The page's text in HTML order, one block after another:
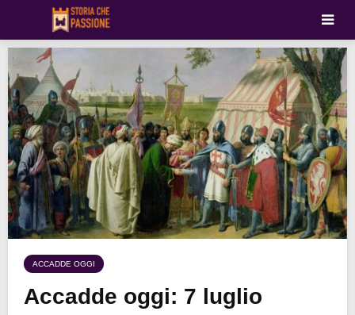
ACCADDE OGGI
Accadde oggi: 7 luglio